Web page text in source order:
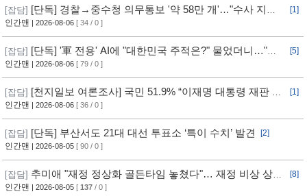
[잡담] [단독] 경찰→중수청 의무통보 '약 58만 개'…"수사 지연"
반발
[1]
인간맨 | 2026-08-06 [ 34 / 0 ]
[잡담] [단독] '軍 전용' AI에 "대한민국 주적은?" 물었더니…"정
치적 사안이라 답변 제한"
[5]
인간맨 | 2026-08-06 [ 79 / 0 ]
[잡담] [천지일보 여론조사] 국민 51.9% “이재명 대통령 재판 재
개 필요”
[1]
인간맨 | 2026-08-06 [ 36 / 0 ]
[잡담] [단독] 부산서도 21대 대선 투표소 ‘특이 수치’ 발견
[2]
인간맨 | 2026-08-05 [ 90 / 0 ]
[잡담] 추미애 "재정 정상화 골든타임 놓쳤다"… 재정 비상 상황
선언
[8]
인간맨 | 2026-08-05 [ 137 / 0 ]